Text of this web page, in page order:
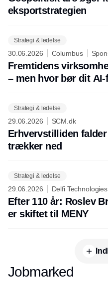
eksportstrategien
Strategi & ledelse
30.06.2026 Columbus
Fremtidens
– men hvor bør dit
Strategi & ledelse
29.06.2026 SCM.dk
Erhvervstilliden
trækker ned
Strategi & ledelse
29.06.2026 Delfi
Efter 110 år: Roslev
er skiftet til MENY
Jobmarked